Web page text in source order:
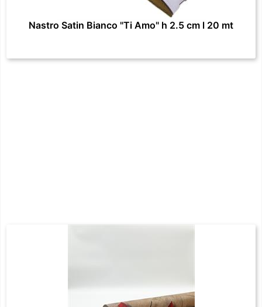
Nastro Satin Bianco "Ti Amo" h 2.5 cm l 20 mt